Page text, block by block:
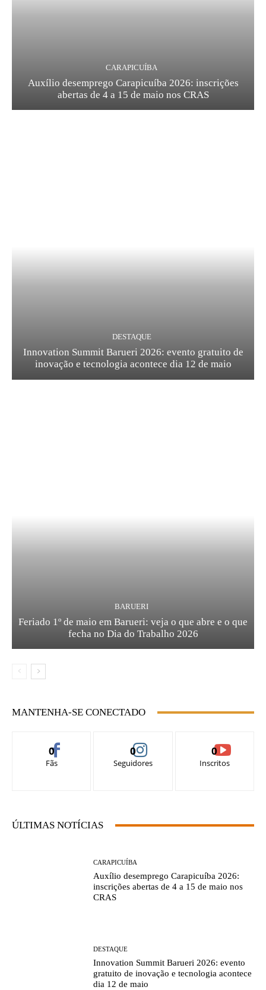
CARAPICUÍBA
Auxílio desemprego Carapicuíba 2026: inscrições
abertas de 4 a 15 de maio nos CRAS
DESTAQUE
Innovation Summit Barueri 2026: evento gratuito de
inovação e tecnologia acontece dia 12 de maio
BARUERI
Feriado 1º de maio em Barueri: veja o que abre e o que
fecha no Dia do Trabalho 2026
MANTENHA-SE CONECTADO
0
Fãs
0
Seguidores
0
Inscritos
ÚLTIMAS NOTÍCIAS
CARAPICUÍBA
Auxílio desemprego Carapicuíba 2026:
inscrições abertas de 4 a 15 de maio nos
CRAS
DESTAQUE
Innovation Summit Barueri 2026: evento
gratuito de inovação e tecnologia acontece
dia 12 de maio